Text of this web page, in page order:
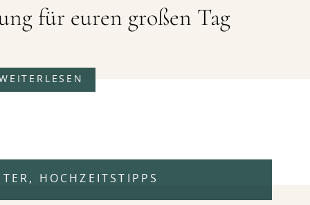
für euren großen Tag
, HOCHZEITSTIPPS